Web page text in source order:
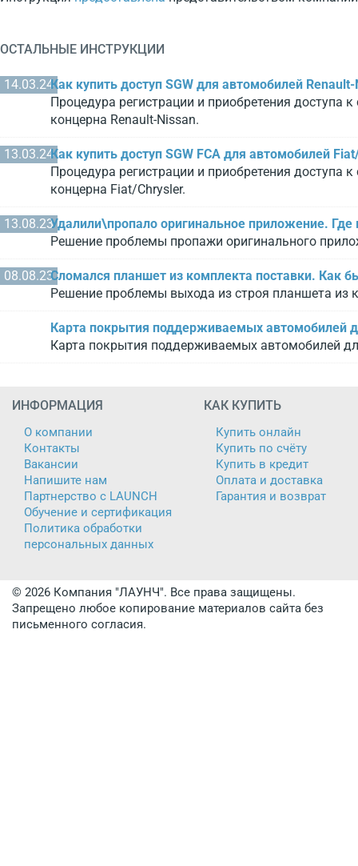
ОСТАЛЬНЫЕ ИНСТРУКЦИИ
14.03.24Как купить доступ SGW для автомобилей Renault-
Процедура регистрации и приобретения доступа
концерна Renault-Nissan.
13.03.24Как купить доступ SGW FCA для автомобилей
Процедура регистрации и приобретения доступа
концерна Fiat/Chrysler.
13.08.23Удалили\пропало оригинальное приложение. Где
Решение проблемы пропажи оригинального
08.08.23Сломался планшет из комплекта поставки. Как
Решение проблемы выхода из строя планшета из
Карта покрытия поддерживаемых автомобилей
Карта покрытия поддерживаемых автомобилей
ИНФОРМАЦИЯ
О компании
Контакты
Вакансии
Напишите нам
Партнерство с LAUNCH
Обучение и сертификация
Политика обработки
персональных данных
КАК КУПИТЬ
Купить онлайн
Купить по счёту
Купить в кредит
Оплата и доставка
Гарантия и возврат
© 2026 Компания "ЛАУНЧ". Все права защищены.
Запрещено любое копирование материалов сайта без
письменного согласия.